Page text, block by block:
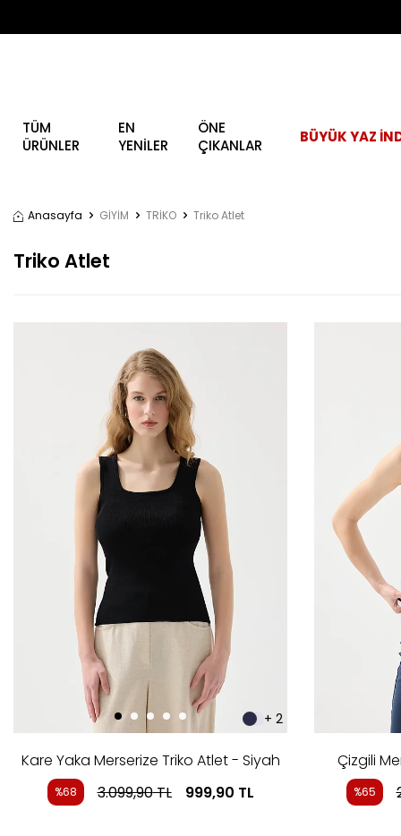
TÜM
ÜRÜNLER
EN
YENİLER
ÖNE
ÇIKANLAR
BÜYÜK YAZ
Anasayfa GİYİM TRİKO Triko Atlet
Triko Atlet
+ 2
Kare Yaka Merserize Triko Atlet - Siyah
%68 3.099,90TL 999,90 TL
Çizgili
%65